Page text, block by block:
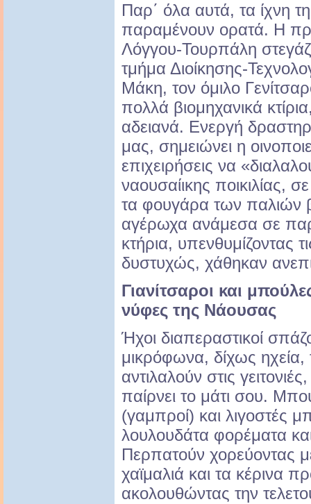
Παρ΄ όλα αυτά, τα ίχνη
παραμένουν ορατά. H
Λόγγου-Τουρπάλη
τμήμα Διοίκησης-
Μάκη, τον όμιλο
πολλά βιομηχανικά
αδειανά. Ενεργή
μας, σημειώνει η
επιχειρήσεις να
ναουσαίικης ποικιλίας,
τα φουγάρα των παλιών
αγέρωχα ανάμεσα σε
κτήρια, υπενθυμίζοντας
δυστυχώς, χάθηκαν
Γιανίτσαροι και
νύφες της Νάουσας
Ήχοι διαπεραστικοί
μικρόφωνα, δίχως ηχεία,
αντιλαλούν στις
παίρνει το μάτι σου.
(γαμπροί) και λιγοστές
λουλουδάτα φορέματα
Περπατούν χορεύοντας
χαϊμαλιά και τα κέρινα
ακολουθώντας την